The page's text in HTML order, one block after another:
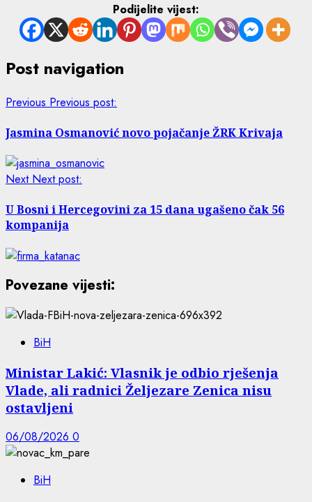
Podijelite vijest:
Post navigation
Previous Previous post:
Jasmina Osmanović novo pojačanje ŽRK Krivaja
Next Next post:
U Bosni i Hercegovini za 15 dana ugašeno čak 56
kompanija
Povezane vijesti:
BiH
Ministar Lakić: Vlasnik je odbio rješenja
Vlade, ali radnici Željezare Zenica nisu
ostavljeni
06/08/2026 0
BiH